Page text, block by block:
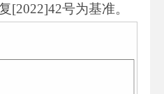
[2022]42号为基准。